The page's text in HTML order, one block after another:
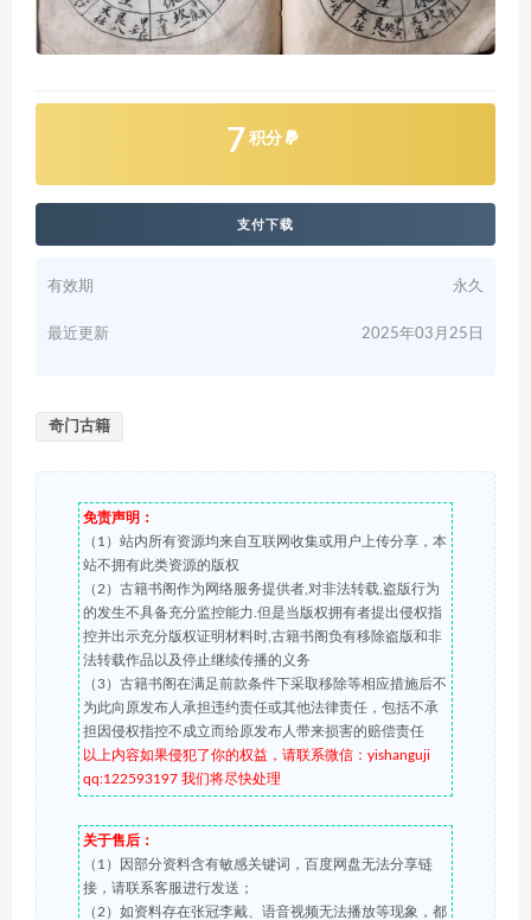
7 积分
支付下载
有效期 永久
最近更新 2025年03月25日
奇门古籍
免责声明：
（1）站内所有资源均来自互联网收集或用户上传分享，本
站不拥有此类资源的版权
（2）古籍书阁作为网络服务提供者,对非法转载,盗版行为
的发生不具备充分监控能力.但是当版权拥有者提出侵权指
控并出示充分版权证明材料时,古籍书阁负有移除盗版和非
法转载作品以及停止继续传播的义务
（3）古籍书阁在满足前款条件下采取移除等相应措施后不
为此向原发布人承担违约责任或其他法律责任，包括不承
担因侵权指控不成立而给原发布人带来损害的赔偿责任
以上内容如果侵犯了你的权益，请联系微信：yishanguji
qq:122593197 我们将尽快处理
关于售后：
（1）因部分资料含有敏感关键词，百度网盘无法分享链
接，请联系客服进行发送；
（2）如资料存在张冠李戴、语音视频无法播放等现象，都